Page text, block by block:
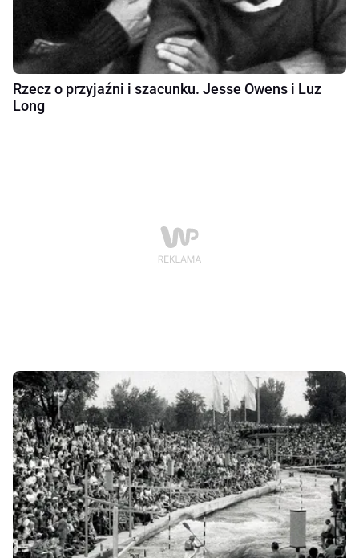
Rzecz o przyjaźni i szacunku. Jesse Owens i Luz
Long